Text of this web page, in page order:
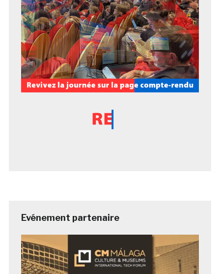
Evénement partenaire